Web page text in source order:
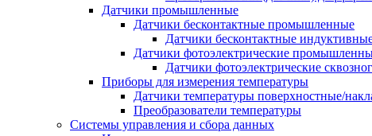
Датчики промышленные
Датчики бесконтактные промышленные
Датчики бесконтактные
Датчики фотоэлектрические
Датчики фотоэлектрические
Приборы для измерения температуры
Датчики температуры поверхностные/
Преобразователи температуры
Системы управления и сбора данных